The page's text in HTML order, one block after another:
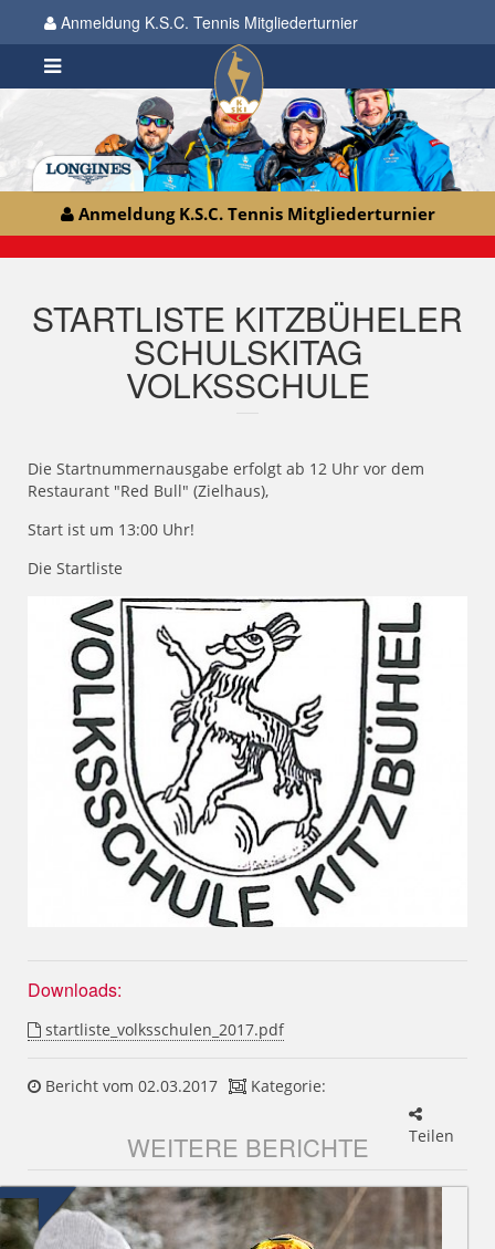
Anmeldung K.S.C. Tennis Mitgliederturnier
Anmeldung K.S.C. Tennis Mitgliederturnier
STARTLISTE KITZBÜHELER
SCHULSKITAG
VOLKSSCHULE
Die Startnummernausgabe erfolgt ab 12 Uhr vor dem
Restaurant "Red Bull" (Zielhaus),
Start ist um 13:00 Uhr!
Die Startliste
Downloads:
startliste_volksschulen_2017.pdf
Bericht vom 02.03.2017 Kategorie:
Teilen
WEITERE BERICHTE